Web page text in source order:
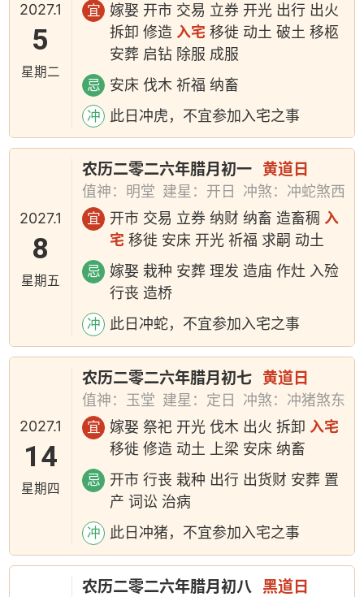
2027.1
5
星期二
宜
嫁娶 开市 交易 立券 开光 出行 出火
拆卸 修造 入宅 移徙 动土 破土 移柩
安葬 启钻 除服 成服
忌 安床 伐木 祈福 纳畜
冲 此日冲虎，不宜参加入宅之事
2027.1
8
星期五
农历二零二六年腊月初一 黄道日
值神：明堂 建星：开日 冲煞：冲蛇煞西
宜 开市 交易 立券 纳财 纳畜 造畜稠入
宅 移徙 安床 开光 祈福 求嗣 动土
忌
嫁娶 栽种 安葬 理发 造庙 作灶 入殓
行丧 造桥
冲 此日冲蛇，不宜参加入宅之事
2027.1
14
星期四
农历二零二六年腊月初七 黄道日
值神：玉堂 建星：定日 冲煞：冲猪煞东
宜 嫁娶 祭祀 开光 伐木 出火 拆卸 入宅
移徙 修造 动土 上梁 安床 纳畜
忌
开市 行丧 栽种 出行 出货财 安葬 置
产 词讼 治病
冲 此日冲猪，不宜参加入宅之事
农历二零二六年腊月初八 黑道日